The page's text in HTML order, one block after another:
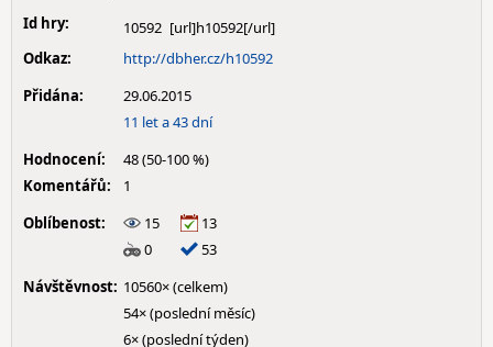
Id hry:
10592
Odkaz:
http://dbher.cz/h10592
Přidána:
29.06.2015
11 let a 43 dní
Hodnocení:
48 (50-100 %)
Komentářů:
1
Oblíbenost:
15
13
0
53
Návštěvnost: 10560× (celkem)
54× (poslední měsíc)
6× (poslední týden)